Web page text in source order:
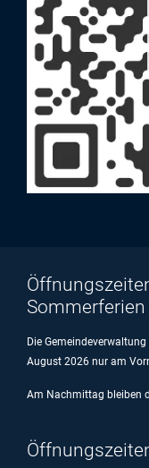
Sommerferien
Die
August 2026 nur am
Am Nachmittag bleiben